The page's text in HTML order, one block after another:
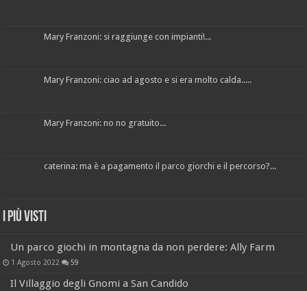
Mary Franzoni: si raggiunge con impianti!...
Mary Franzoni: ciao ad agosto e si era molto calda.....
Mary Franzoni: no no gratuito...
caterina: ma è a pagamento il parco giorchi e il percorso?...
I più visti
Un parco giochi in montagna da non perdere: Ally Farm
1 Agosto 2022 59
Il Villaggio degli Gnomi a San Candido